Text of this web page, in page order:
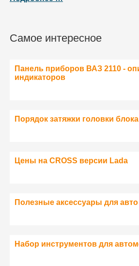
Самое интересное
Панель приборов ВАЗ 2110 -
индикаторов
Порядок затяжки головки
Цены на CROSS версии Lada
Полезные аксессуары для авто
Набор инструментов для